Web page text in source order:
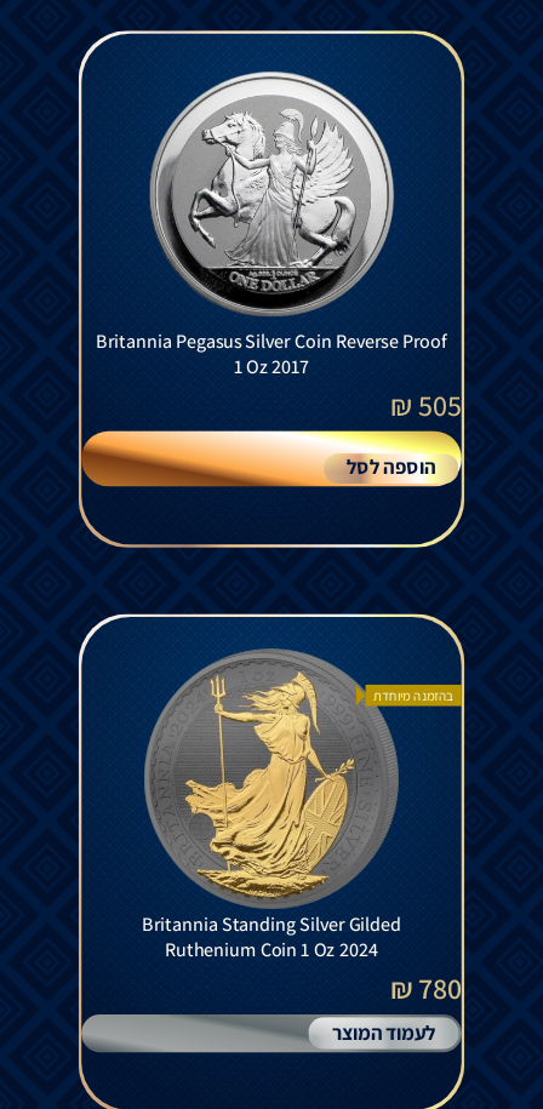
Britannia Pegasus Silver Coin Reverse Proof
1 Oz 2017
505
₪
הוספה לסל
בהזמנה מיוחדת
Britannia Standing Silver Gilded
Ruthenium Coin 1 Oz 2024
780 ₪
לעמוד המוצר